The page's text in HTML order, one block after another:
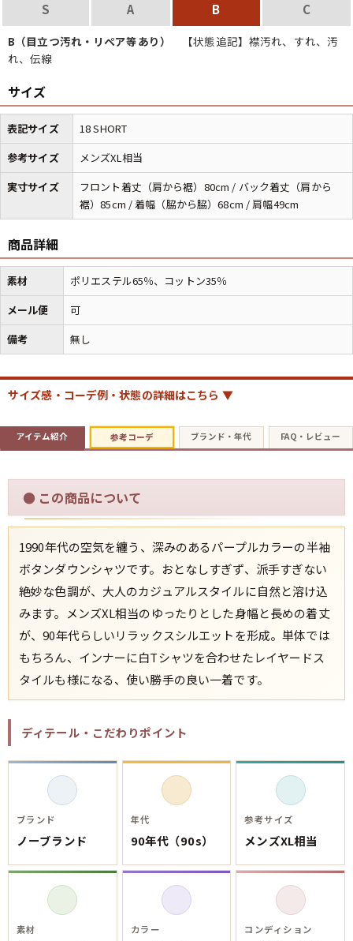
S A B C
B（目立つ汚れ・リペア等あり）
【状態追記】襟汚れ、すれ、汚
れ、伝線
サイズ
表記サイズ
18 SHORT
参考サイズ
メンズXL相当
実寸サイズ
フロント着丈（肩から裾）80cm / バック着丈（肩から
裾）85cm / 着幅（脇から脇）68cm / 肩幅49cm
商品詳細
素材
ポリエステル65％、コットン35％
メール便
可
備考
無し
サイズ感・コーデ例・状態の詳細はこちら ▼
アイテム紹介 参考コーデ ブランド・年代 FAQ・レビュー
● この商品について
1990年代の空気を纏う、深みのあるパープルカラーの半袖
ボタンダウンシャツです。おとなしすぎず、派手すぎない
絶妙な色調が、大人のカジュアルスタイルに自然と溶け込
みます。メンズXL相当のゆったりとした身幅と長めの着丈
が、90年代らしいリラックスシルエットを形成。単体では
もちろん、インナーに白Tシャツを合わせたレイヤードス
タイルも様になる、使い勝手の良い一着です。
ディテール・こだわりポイント
ブランド
ノーブランド
年代
90年代（90s）
参考サイズ
メンズXL相当
素材 カラー コンディション